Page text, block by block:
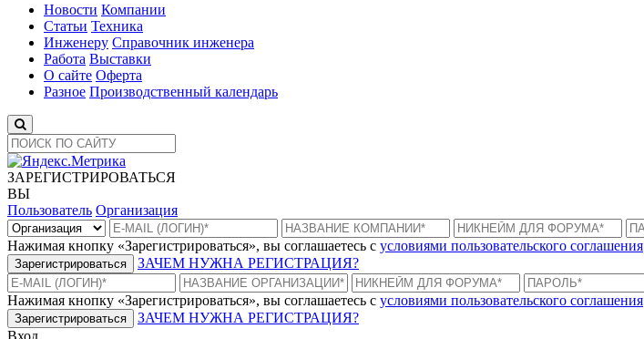
Новости Компании
Статьи Техника
Инженеру Справочник инженера
Работа Выставки
О сайте Оферта
Разное Производственный календарь
ЗАРЕГИСТРИРОВАТЬСЯ
ВЫ
Пользователь Организация
Нажимая кнопку «Зарегистрироваться», вы соглашаетесь с условиями пользовательского соглашения
Зарегистрироваться ЗАЧЕМ НУЖНА РЕГИСТРАЦИЯ?
Нажимая кнопку «Зарегистрироваться», вы соглашаетесь с условиями пользовательского соглашения
Зарегистрироваться
ЗАЧЕМ НУЖНА РЕГИСТРАЦИЯ?
Вход